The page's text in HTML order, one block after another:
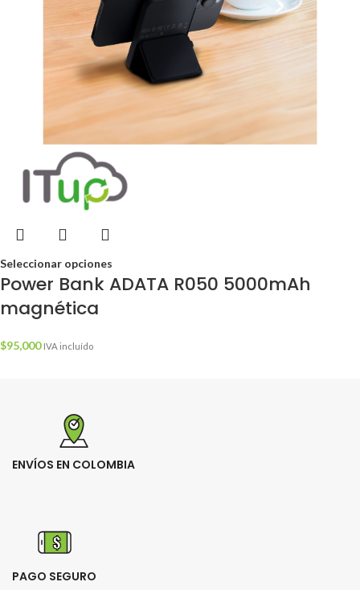
Seleccionar opciones
Power Bank ADATA R050 5000mAh
magnética
$95,000 IVA incluído
ENVÍOS EN COLOMBIA
PAGO SEGURO